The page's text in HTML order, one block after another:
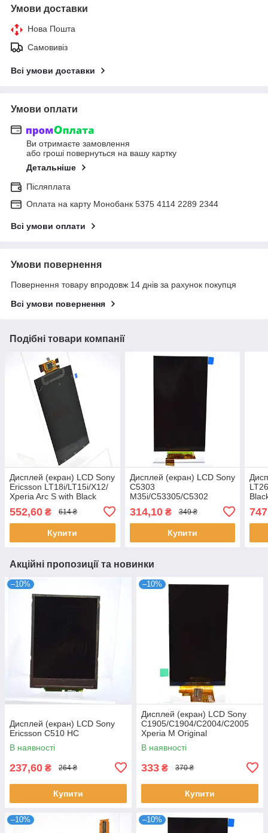
Умови доставки
Нова Пошта
Самовивіз
Всі умови доставки
Умови оплати
Ви отримаєте замовлення
або гроші повернуться на вашу картку
Детальніше
Післяплата
Оплата на карту Монобанк 5375 4114 2289 2344
Всі умови оплати
Умови повернення
Повернення товару впродовж 14 днів за рахунок покупця
Всі умови повернення
Подібні товари компанії
Дисплей (екран) LCD Sony
Ericsson LT18i/LT15i/X12/
Xperia Arc S with Black
552,60 ₴ 614 ₴
Купити
Дисплей (екран) LCD Sony
C5303
M35i/C53305/C5302
M35h/C5306 Xperia SP HC
314,10₴ 349 ₴
Купити
Акційні пропозиції та новинки
–10%
Дисплей (екран) LCD Sony
Ericsson C510 HC
В наявності
237,60 ₴ 264 ₴
Купити
–10%
Дисплей (екран) LCD Sony
C1905/C1904/C2004/C2005
Xperia M Original
В наявності
333 ₴ 370 ₴
Купити
–10% –10%